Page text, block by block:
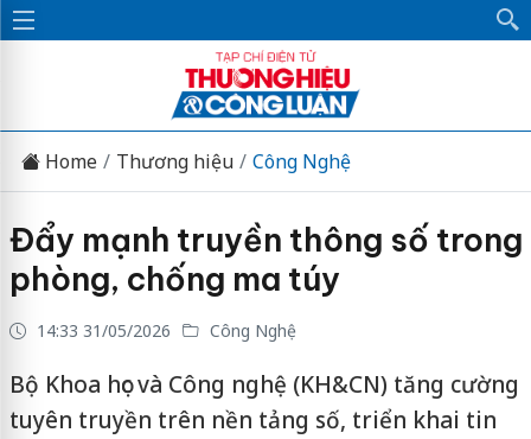
Home Thương hiệu Công Nghệ
Đẩy mạnh truyền thông số trong
phòng, chống ma túy
14:33 31/05/2026 Công Nghệ
Bộ Khoa học và Công nghệ (KH&CN) tăng cường
tuyên truyền trên nền tảng số, triển khai tin